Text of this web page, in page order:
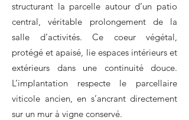
structurant la parcelle autour d’un patio
central, véritable prolongement de la
salle d’activités. Ce coeur végétal,
protégé et apaisé, lie espaces intérieurs et
extérieurs dans une continuité douce.
L’implantation respecte le parcellaire
viticole ancien, en s’ancrant directement
sur un mur à vigne conservé.